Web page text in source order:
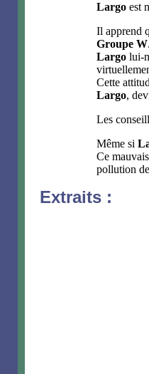
Largo est
Il apprend
Groupe W
Largo lui-
Cette
Largo,
Les
Même si
Ce
pollution
Extraits :